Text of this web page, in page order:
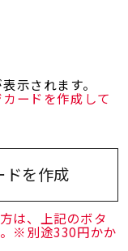
示されます。
ードを作成して
ドを作成
は、上記のボタ
※別途330円かか